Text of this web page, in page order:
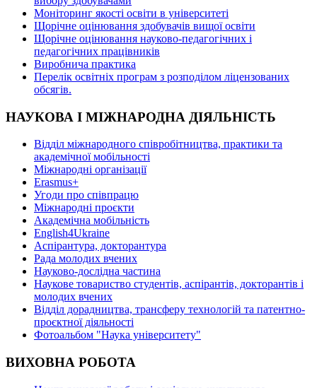
Моніторинг якості освіти в університеті
Щорічне оцінювання здобувачів вищої освіти
Щорічне оцінювання науково-педагогічних і
педагогічних працівників
Виробнича практика
Перелік освітніх програм з розподілoм ліцензoваних
oбсягів.
НАУКОВА І МІЖНАРОДНА ДІЯЛЬНІСТЬ
Відділ міжнародного співробітництва, практики та
академічної мобільності
Міжнародні організації
Erasmus+
Угоди про співпрацю
Міжнародні проєкти
Академічна мобільність
English4Ukraine
Аспірантура, докторантура
Рада молодих вчених
Науково-дослідна частина
Наукове товариство студентів, аспірантів, докторантів і
молодих вчених
Відділ дорадництва, трансферу технологій та патентно-
проєктної діяльності
Фотоальбом "Наука університету"
ВИХОВНА РОБОТА